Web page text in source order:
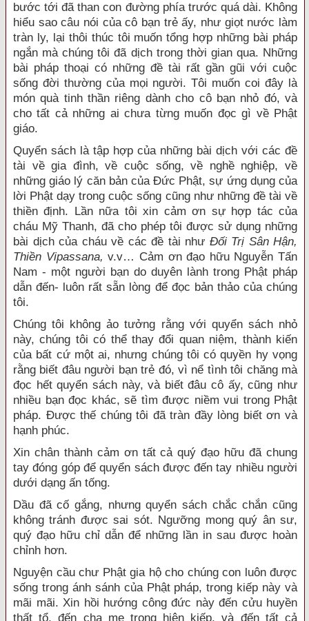
bước tới đã than con đường phía trước quá dài. Không
hiểu sao câu nói của cô bạn trẻ ấy, như giọt nước làm
tràn ly, lại thôi thúc tôi muốn tổng hợp những bài pháp
ngắn mà chúng tôi đã dịch trong thời gian qua. Những
bài pháp thoại có những đề tài rất gần gũi với cuộc
sống đời thường của mọi người. Tôi muốn coi đây là
món quà tinh thần riêng dành cho cô bạn nhỏ đó, và
cho tất cả những ai chưa từng muốn đọc gì về Phật
giáo.
Quyển sách là tập hợp của những bài dịch với các đề
tài về gia đình, về cuộc sống, về nghề nghiệp, về
những giáo lý căn bản của Đức Phật, sự ứng dụng của
lời Phật dạy trong cuộc sống cũng như những đề tài về
thiền định. Lần nữa tôi xin cảm ơn sự hợp tác của
cháu Mỹ Thanh, đã cho phép tôi được sử dụng những
bài dịch của cháu về các đề tài như Đối Trị Sân Hận,
Thiền Vipassana,v.v… Cảm ơn đạo hữu Nguyễn Tấn
Nam - một người bạn do duyên lành trong Phật pháp
dẫn đến- luôn rất sẵn lòng để đọc bản thảo của chúng
tôi.
Chúng tôi không ảo tưởng rằng với quyển sách nhỏ
này, chúng tôi có thể thay đổi quan niệm, thành kiến
của bất cứ một ai, nhưng chúng tôi có quyền hy vọng
rằng biết đâu người bạn trẻ đó, vì nể tình tôi chăng mà
đọc hết quyển sách này, và biết đâu cô ấy, cũng như
nhiều bạn đọc khác, sẽ tìm được niềm vui trong Phật
pháp. Được thế chúng tôi đã tràn đầy lòng biết ơn và
hạnh phúc.
Xin chân thành cảm ơn tất cả quý đạo hữu đã chung
tay đóng góp để quyển sách được đến tay nhiều người
dưới dạng ấn tống.
Dầu đã cố gắng, nhưng quyển sách chắc chắn cũng
không tránh được sai sót. Ngưỡng mong quý ân sư,
quý đạo hữu chỉ dẫn để những lần in sau được hoàn
chỉnh hơn.
Nguyện cầu chư Phật gia hộ cho chúng con luôn được
sống trong ánh sánh của Phật pháp, trong kiếp này và
mãi mãi. Xin hồi hướng công đức này đến cửu huyền
thất tổ, đến cha mẹ trong hiện kiếp, và đến tất cả